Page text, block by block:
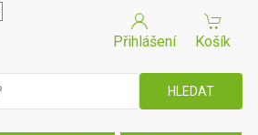
Přihlášení Košík